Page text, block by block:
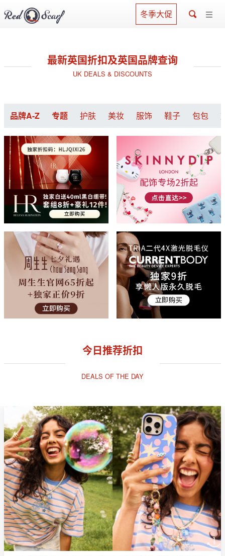
冬季大促
最新英国折扣及英国品牌查询
UK DEALS & DISCOUNTS
品牌A-Z 专题 护肤 美妆 服饰 鞋子 包包
今日推荐折扣
DEALS OF THE DAY